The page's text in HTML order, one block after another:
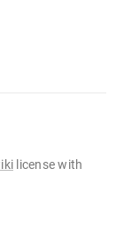
license with